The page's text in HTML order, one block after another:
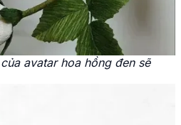
avatar hoa hồng đen sẽ